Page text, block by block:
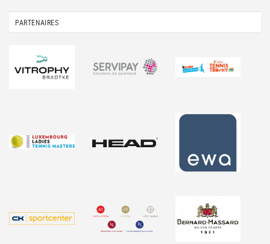
PARTENAIRES